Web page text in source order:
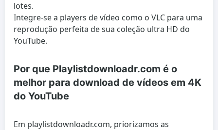
lotes.
Integre-se a players de vídeo como o VLC para uma
reprodução perfeita de sua coleção ultra HD do
YouTube.
Por que Playlistdownloadr.com é o
melhor para download de vídeos em 4K
do YouTube
Em playlistdownloadr.com, priorizamos as